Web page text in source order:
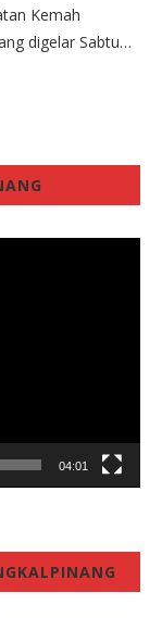
Kemah
digelar Sabtu…
04:01